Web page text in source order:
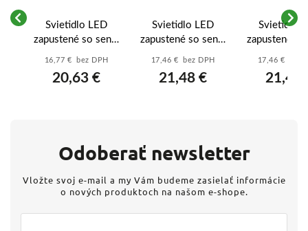
Svietidlo LED
zapustené so senz.
JACK PIR GXLL092
3000/4000/6500K
16,77 € bez DPH
20,63 €
Svietidlo LED
zapustené so senz.
JACK PIR GXLL094
3000/4000/6500K
17,46 € bez DPH
21,48 €
Svietidlo
zapustené so
3000/4000/
17,46 € bez
21,48
Odoberať newsletter
Vložte svoj e-mail a my Vám budeme zasielať informácie
o nových produktoch na našom e-shope.